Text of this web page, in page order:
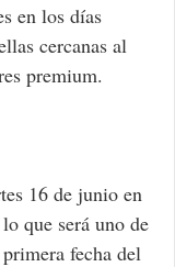
en los días
cercanas al
premium.
16 de junio en
que será uno de
fecha del